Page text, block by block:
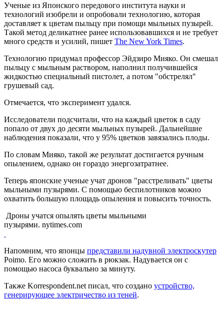
Ученые из Японского передового института науки и
технологий изобрели и опробовали технологию, которая
доставляет к цветам пыльцу при помощи мыльных пузырей.
Такой метод деликатнее ранее использовавшихся и не требует
много средств и усилий, пишет The New York Times.
Технологию придумал профессор Эйдзиро Мияко. Он смешал
пыльцу с мыльным раствором, наполнил получившейся
жидкостью специальный пистолет, а потом "обстрелял"
грушевый сад.
Отмечается, что эксперимент удался.
Исследователи подсчитали, что на каждый цветок в саду
попало от двух до десяти мыльных пузырей. Дальнейшие
наблюдения показали, что у 95% цветков завязались плоды.
По словам Мияко, такой же результат достигается ручным
опылением, однако он гораздо энергозатратнее.
Теперь японские ученые учат дронов "расстреливать" цветы
мыльными пузырями. С помощью беспилотников можно
охватить большую площадь опыления и повысить точность.
Дроны учатся опылять цветы мыльными
пузырями. nytimes.com
Напомним, что японцы представили надувной электроскутер
Poimo. Его можно сложить в рюкзак. Надувается он с
помощью насоса буквально за минуту.
Также Korrespondent.net писал, что создано устройство,
генерирующее электричество из теней.